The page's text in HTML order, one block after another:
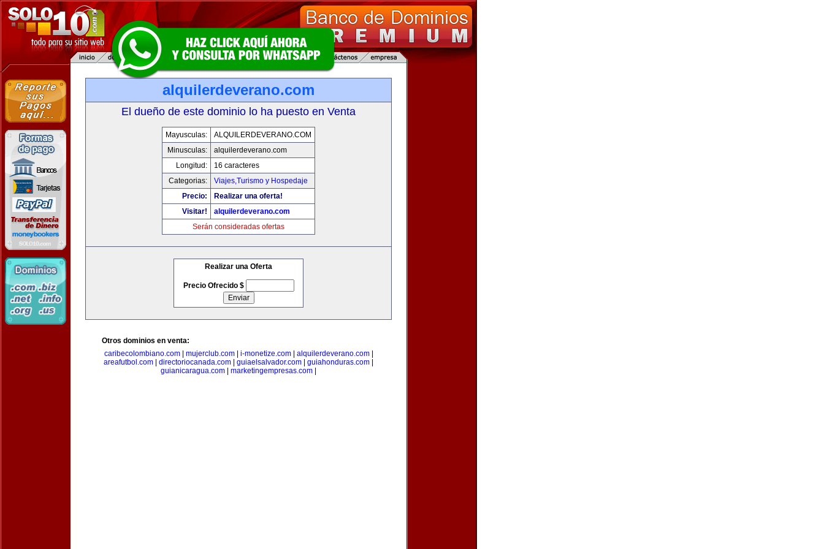
alquilerdeverano.com
El dueño de este dominio lo ha puesto en Venta
Mayusculas:
ALQUILERDEVERANO.COM
Minusculas:
alquilerdeverano.com
Longitud:
16 caracteres
Categorias:
Viajes,Turismo y Hospedaje
Precio:
Realizar una oferta!
Visitar!
alquilerdeverano.com
Serán consideradas ofertas
Realizar una Oferta
Precio Ofrecido $
Otros dominios en venta:
caribecolombiano.com| mujerclub.com| i-monetize.com| alquilerdeverano.com|
areafutbol.com
directoriocanada.com guiaelsalvador.com guiahonduras.com
guianicaragua.com
marketingempresas.com